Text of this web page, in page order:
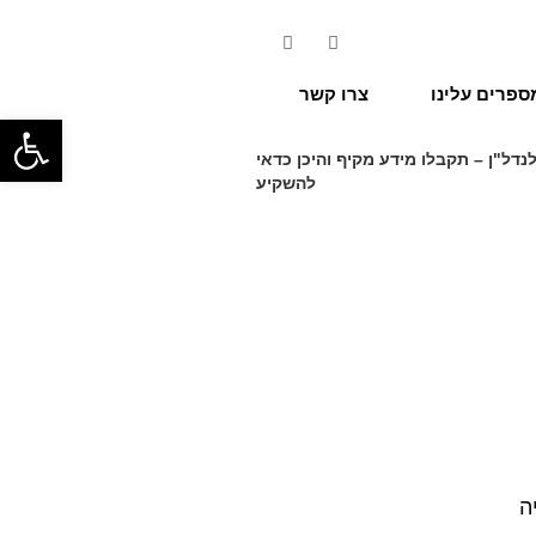
עלינו צרו קשר
– תקבלו מידע מקיף והיכן כדאי
להשקיע
פתח